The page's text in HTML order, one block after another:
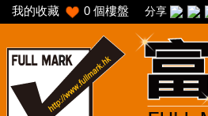
我的收藏 0 個樓盤 分享